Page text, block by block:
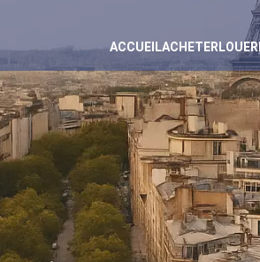
ACCUEILACHETER LOUER